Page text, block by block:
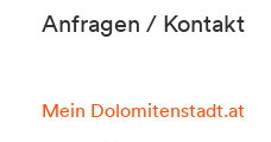
Anfragen / Kontakt
Mein Dolomitenstadt.at